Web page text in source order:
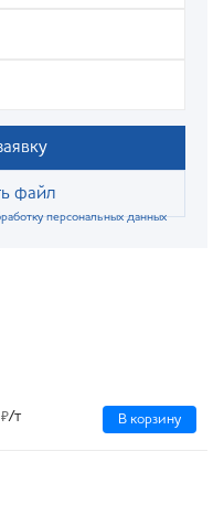
файл
персональных данных
₽/т В корзину